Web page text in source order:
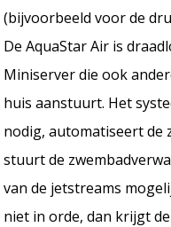
(bijvoorbeeld voor de
De AquaStar Air is
Miniserver die ook
huis aanstuurt. Het
nodig, automatiseert de
stuurt de
van de jetstreams
niet in orde, dan krijgt